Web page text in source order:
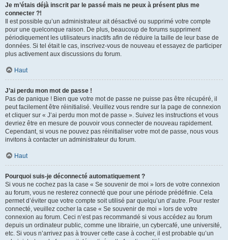
Je m’étais déjà inscrit par le passé mais ne peux à présent plus me
connecter ?!
Il est possible qu’un administrateur ait désactivé ou supprimé votre compte
pour une quelconque raison. De plus, beaucoup de forums suppriment
périodiquement les utilisateurs inactifs afin de réduire la taille de leur base de
données. Si tel était le cas, inscrivez-vous de nouveau et essayez de participer
plus activement aux discussions du forum.
Haut
J’ai perdu mon mot de passe !
Pas de panique ! Bien que votre mot de passe ne puisse pas être récupéré, il
peut facilement être réinitialisé. Veuillez vous rendre sur la page de connexion
et cliquer sur « J’ai perdu mon mot de passe ». Suivez les instructions et vous
devriez être en mesure de pouvoir vous connecter de nouveau rapidement.
Cependant, si vous ne pouvez pas réinitialiser votre mot de passe, nous vous
invitons à contacter un administrateur du forum.
Haut
Pourquoi suis-je déconnecté automatiquement ?
Si vous ne cochez pas la case « Se souvenir de moi » lors de votre connexion
au forum, vous ne resterez connecté que pour une période prédéfinie. Cela
permet d’éviter que votre compte soit utilisé par quelqu’un d’autre. Pour rester
connecté, veuillez cocher la case « Se souvenir de moi » lors de votre
connexion au forum. Ceci n’est pas recommandé si vous accédez au forum
depuis un ordinateur public, comme une librairie, un cybercafé, une université,
etc. Si vous n’arrivez pas à trouver cette case à cocher, il est probable qu’un